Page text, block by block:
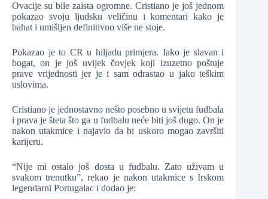
Ovacije su bile zaista ogromne. Cristiano je još jednom
pokazao svoju ljudsku veličinu i komentari kako je
bahat i umišljen definitivno više ne stoje.
Pokazao je to CR u hiljadu primjera. Iako je slavan i
bogat, on je još uvijek čovjek koji izuzetno poštuje
prave vrijednosti jer je i sam odrastao u jako teškim
uslovima.
Cristiano je jednostavno nešto posebno u svijetu fudbala
i prava je šteta što ga u fudbalu neće biti još dugo. On je
nakon utakmice i najavio da bi uskoro mogao završiti
karijeru.
“Nije mi ostalo još dosta u fudbalu. Zato uživam u
svakom trenutku”, rekao je nakon utakmice s Irskom
legendarni Portugalac i dodao je: